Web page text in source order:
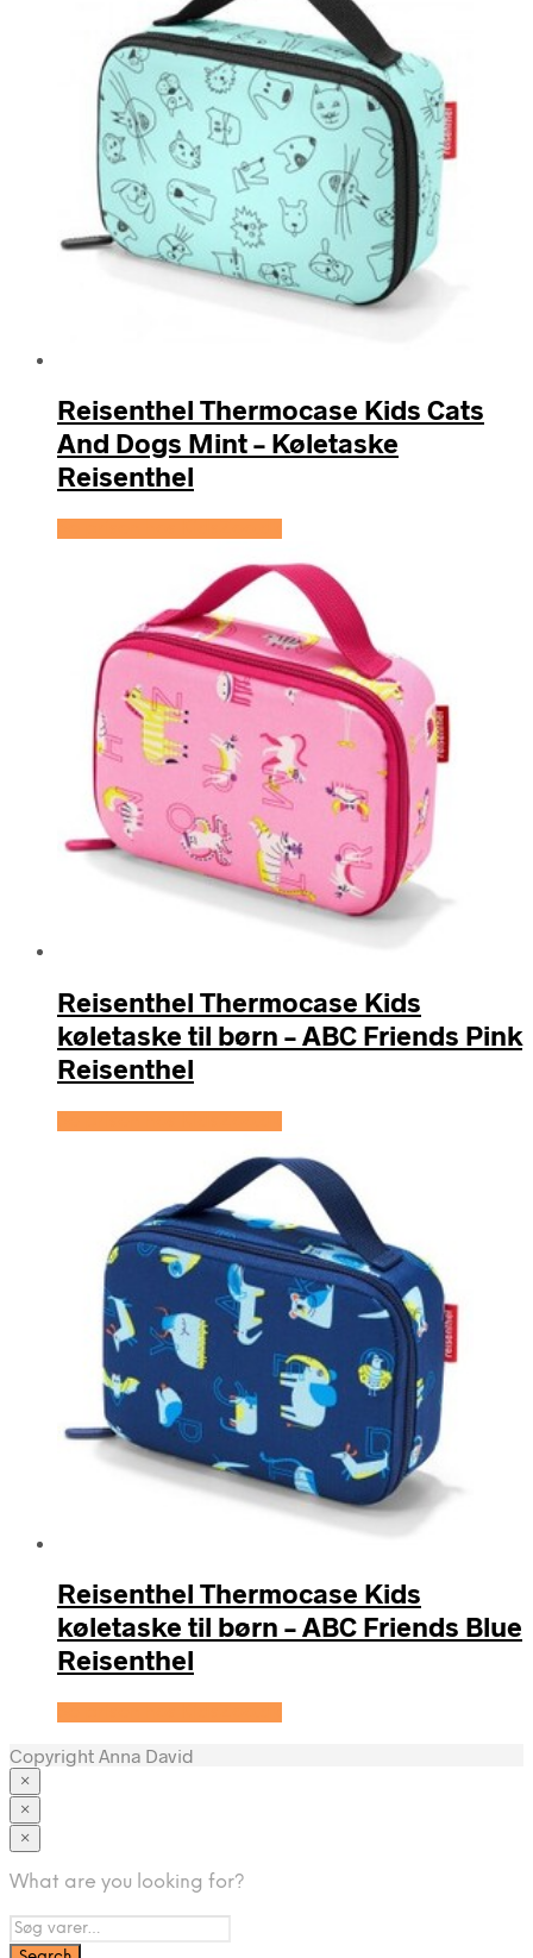
Reisenthel Thermocase Kids Cats
And Dogs Mint – Køletaske
Reisenthel
Reisenthel Thermocase Kids
køletaske til børn – ABC Friends Pink
Reisenthel
Reisenthel Thermocase Kids
køletaske til børn – ABC Friends Blue
Reisenthel
Copyright Anna David
×
×
Brands
×
What are you looking for?